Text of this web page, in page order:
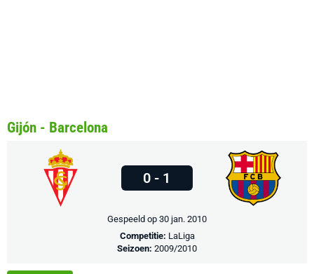
Gijón - Barcelona
0 - 1
Gespeeld op 30 jan. 2010
Competitie: LaLiga
Seizoen: 2009/2010